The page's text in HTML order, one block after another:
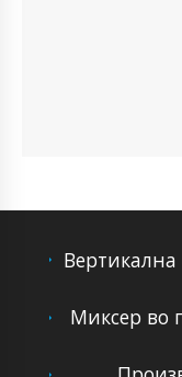
Миксер во